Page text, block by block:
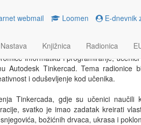
webmail Loomen E-dnevnik
Nastava Knjižnica Radionica
informatiku i programiranje,
Autodesk Tinkercad. Tema radionice
i oduševljenje kod učenika.
Tinkercada, gdje su učenici
svatko je imao zadatak kreirati
božićnih drvaca, ukrasa i